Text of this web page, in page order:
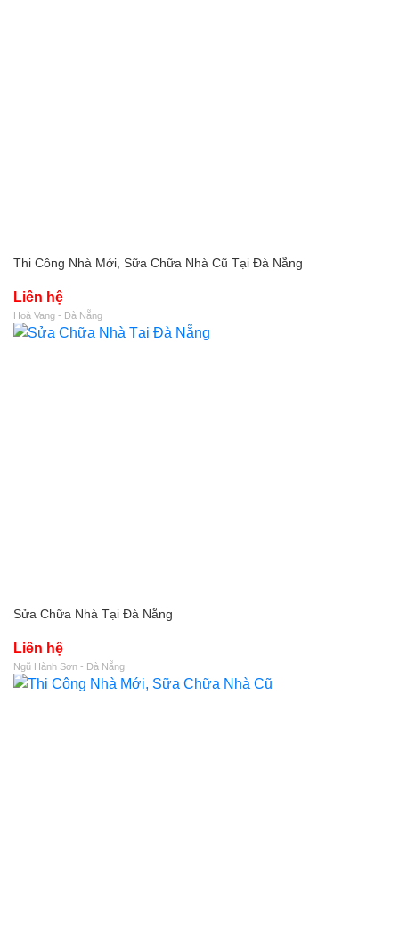
Thi Công Nhà Mới, Sữa Chữa Nhà Cũ Tại Đà Nẵng
Liên hệ
Hoà Vang - Đà Nẵng
Sửa Chữa Nhà Tại Đà Nẵng
Liên hệ
Ngũ Hành Sơn - Đà Nẵng